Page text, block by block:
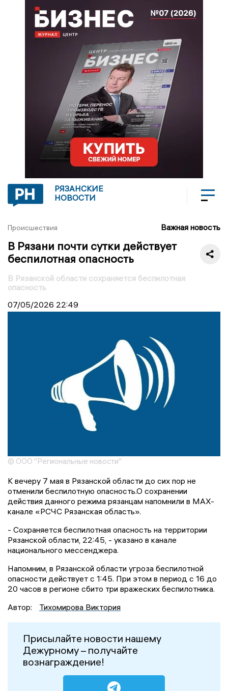
РЯЗАНСКИЕ
НОВОСТИ
Происшествия Важная новость
В Рязани почти сутки действует
беспилотная опасность
В Рязанской области сохраняется беспилотная
опасность
07/05/2026 22:49
© ООО "Региональные новости"
К вечеру 7 мая в Рязанской области до сих пор не
отменили беспилотную опасность.О сохранении
действия данного режима рязанцам напомнили в MAX-
канале «РСЧС Рязанская область».
- Сохраняется беспилотная опасность на территории
Рязанской области, 22:45, - указано в канале
национального мессенджера.
Напомним, в Рязанской области угроза беспилотной
опасности действует с 1:45. При этом в период с 16 до
20 часов в регионе сбито три вражеских беспилотника.
Автор:
Тихомирова Виктория
Присылайте новости нашему
Дежурному – получайте
вознаграждение!